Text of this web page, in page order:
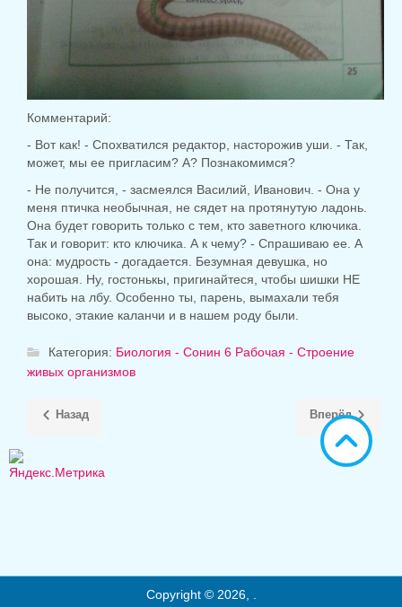
Комментарий:
- Вот как! - Спохватился редактор, насторожив уши. - Так,
может, мы ее пригласим? А? Познакомимся?
- Не получится, - засмеялся Василий, Иванович. - Она у
меня птичка необычная, не сядет на протянутую ладонь.
Она будет говорить только с тем, кто заветного ключика.
Так и говорит: кто ключика. А к чему? - Спрашиваю ее. А
она: мудрость - догадается. Безумная девушка, но
хорошая. Ну, гостонькы, пригинайтеся, чтобы шишки НЕ
набить на лбу. Особенно ты, парень, вымахали тебя
высоко, этакие каланчи и в нашем роду были.
Категория: Биология - Сонин 6 Рабочая - Строение
живых организмов
Назад Вперёд
Copyright © 2026, .